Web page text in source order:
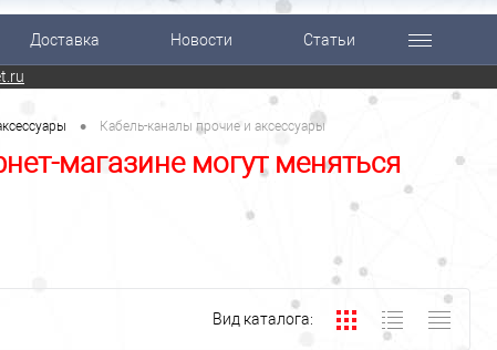
Доставка Новости Статьи
• Кабель-каналы прочие и аксессуары
магазине могут меняться
Вид каталога: